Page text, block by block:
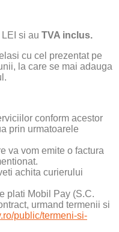
si au TVA inclus.
cu cel prezentat pe
la care se mai adauga
conform acestor
prin urmatoarele
va vom emite o factura
achita curierului
plati Mobil Pay (S.C.
urmand termenii si
public/termeni-si-